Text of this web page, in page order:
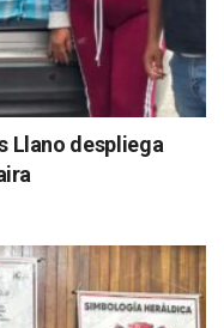
Llano despliega